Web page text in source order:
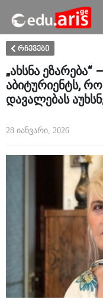
რჩევები
„ახსნა
აბიტურიენტს,
დავალებას
28 იანვარი, 2026